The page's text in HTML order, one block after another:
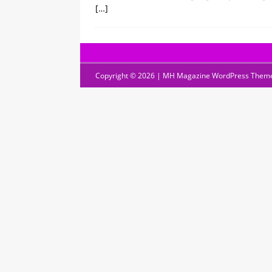
[…]
Copyright © 2026 | MH Magazine WordPress